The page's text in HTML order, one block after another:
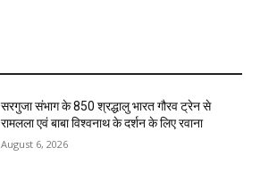
सरगुजा संभाग के 850 श्रद्धालु भारत गौरव ट्रेन से
रामलला एवं बाबा विश्वनाथ के दर्शन के लिए रवाना
August 6, 2026